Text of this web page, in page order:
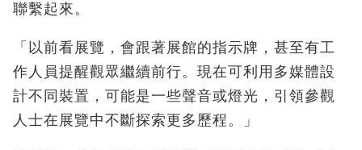
聯繫起來。
「以前看展覽，會跟著展館的指示牌，甚至有工
作人員提醒觀眾繼續前行。現在可利用多媒體設
計不同裝置，可能是一些聲音或燈光，引領參觀
人士在展覽中不斷探索更多歷程。」